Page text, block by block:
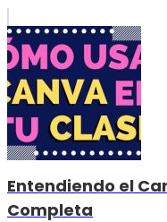
Entendiendo el
Completa